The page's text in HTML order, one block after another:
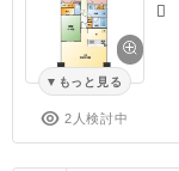
もっと見る
2人検討中